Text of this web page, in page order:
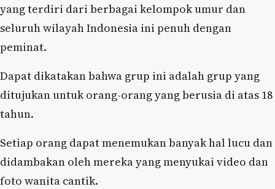
yang terdiri dari berbagai kelompok umur dan
seluruh wilayah Indonesia ini penuh dengan
peminat.
Dapat dikatakan bahwa grup ini adalah grup yang
ditujukan untuk orang-orang yang berusia di atas 18
tahun.
Setiap orang dapat menemukan banyak hal lucu dan
didambakan oleh mereka yang menyukai video dan
foto wanita cantik.